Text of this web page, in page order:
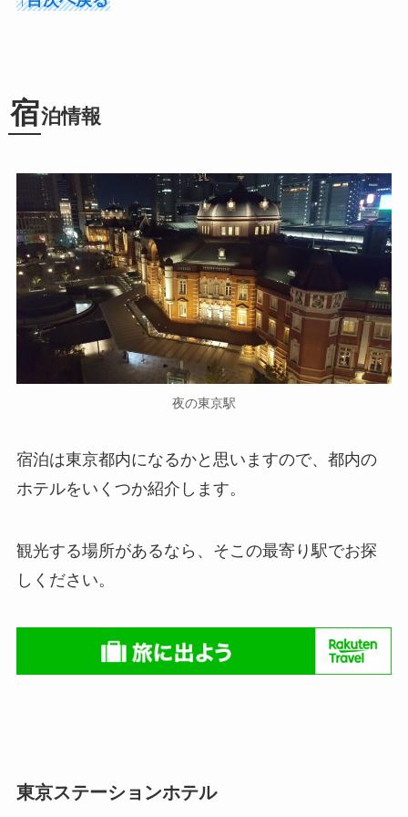
宿泊情報
夜の東京駅
宿泊は東京都内になるかと思いますので、都内の
ホテルをいくつか紹介します。
観光する場所があるなら、そこの最寄り駅でお探
しください。
東京ステーションホテル